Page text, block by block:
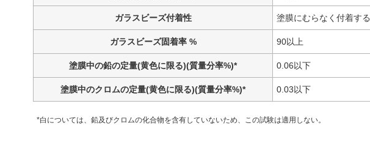
ガラスビーズ付着性 塗膜にむらなく付着する
ガラスビーズ固着率 % 90以上
塗膜中の鉛の定量(黄色に限る)(質量分率%)* 0.06以下
塗膜中のクロムの定量(黄色に限る)(質量分率%)* 0.03以下
*白については、鉛及びクロムの化合物を含有していないため、この試験は適用しない。